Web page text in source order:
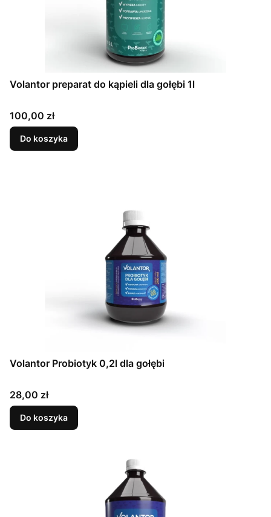
Volantor preparat do kąpieli dla gołębi 1l
Cena
100,00 zł
Do koszyka
Volantor Probiotyk 0,2l dla gołębi
Cena
28,00 zł
Do koszyka